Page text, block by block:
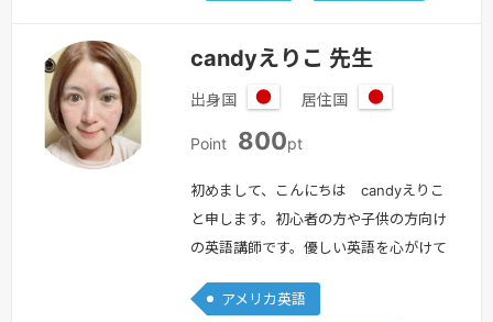
candyえりこ 先生
出身国
本
居住国
Point 800pt
初めまして、こんにちは candyえりこ
と申します。初心者の方や子供の方向け
の英語講師です。優しい英語を心がけて
ンスクールでの小学生英語塾講師の経験
アメリカ英語